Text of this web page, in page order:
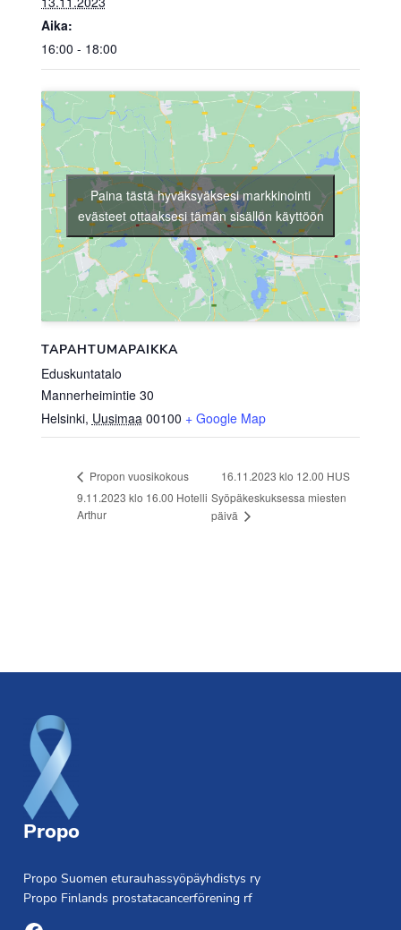
Aika:
16:00 - 18:00
TAPAHTUMAPAIKKA
Eduskuntatalo
Mannerheimintie 30
Helsinki, Uusimaa 00100 + Google Map
Paina tästä hyväksyäksesi markkinointi
evästeet ottaaksesi tämän sisällön käyttöön
Propon vuosikokous
9.11.2023 klo 16.00 Hotelli
Arthur
16.11.2023 klo 12.00 HUS
Syöpäkeskuksessa miesten
päivä
Propo
Propo Suomen eturauhassyöpäyhdistys ry
Propo Finlands prostatacancerförening rf